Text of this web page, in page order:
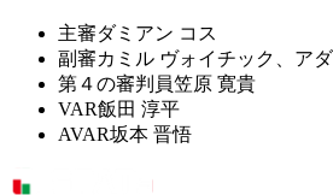
主審ダミアン コス
副審カミル ヴォイチック、ア
第４の審判員笠原 寛貴
VAR飯田 淳平
AVAR坂本 晋悟